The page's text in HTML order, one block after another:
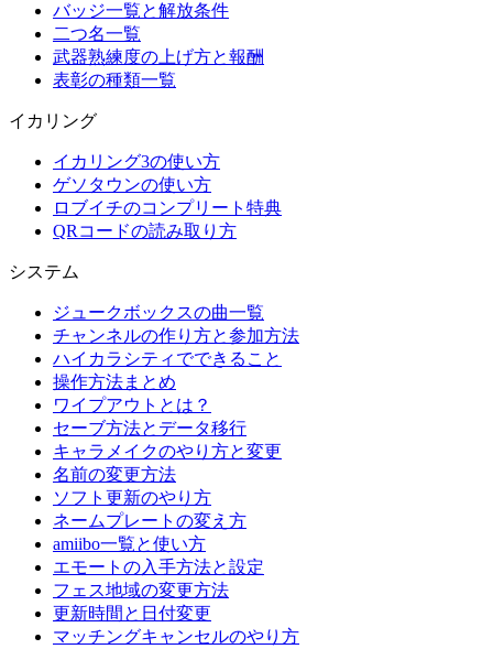
バッジ一覧と解放条件
二つ名一覧
武器熟練度の上げ方と報酬
表彰の種類一覧
イカリング
イカリング3の使い方
ゲソタウンの使い方
ロブイチのコンプリート特典
QRコードの読み取り方
システム
ジュークボックスの曲一覧
チャンネルの作り方と参加方法
ハイカラシティでできること
操作方法まとめ
ワイプアウトとは？
セーブ方法とデータ移行
キャラメイクのやり方と変更
名前の変更方法
ソフト更新のやり方
ネームプレートの変え方
amiibo一覧と使い方
エモートの入手方法と設定
フェス地域の変更方法
更新時間と日付変更
マッチングキャンセルのやり方